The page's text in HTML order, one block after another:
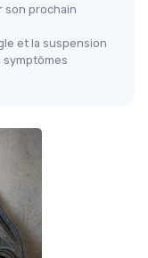
son prochain
et la suspension
symptômes